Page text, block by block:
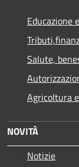
Educazione
Salute,
Agricoltura
NOVITÀ
Notizie